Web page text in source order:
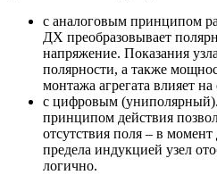
с аналоговым принципом
ДХ преобразовывает
напряжение. Показания
полярности, а также
монтажа агрегата влияет
с цифровым
принципом действия
отсутствия поля – в
предела индукцией узел
логично.